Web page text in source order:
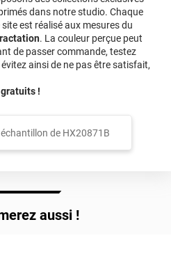
dans notre studio. Chaque
est réalisé aux mesures du
. La couleur perçue peut
de passer commande, testez
ainsi de ne pas être satisfait,
!
de HX20871B
aussi !